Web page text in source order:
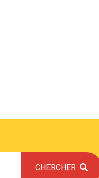
CHERCHER